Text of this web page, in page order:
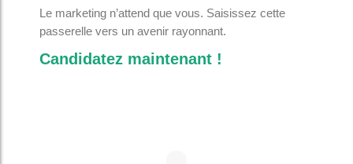
Le marketing n’attend que vous. Saisissez cette
passerelle vers un avenir rayonnant.
Candidatez maintenant !